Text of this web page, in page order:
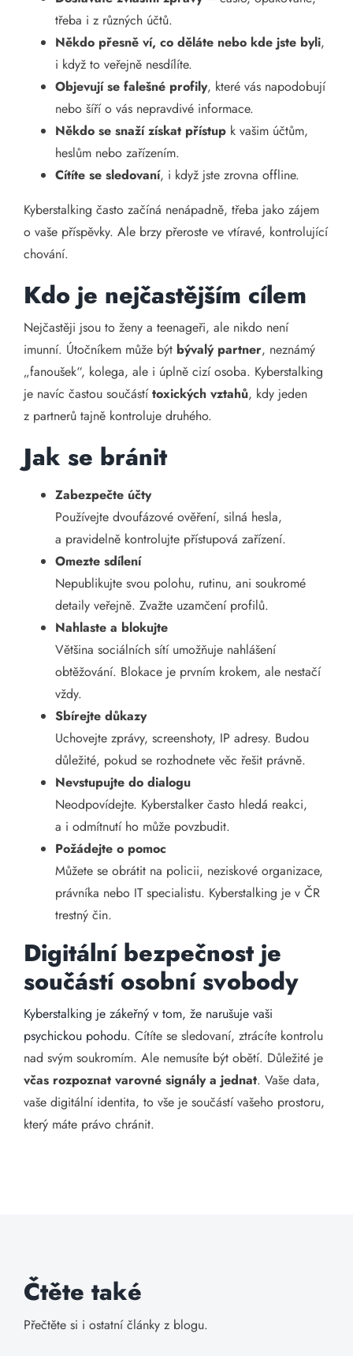
třeba i z různých účtů.
Někdo přesně ví, co děláte nebo kde jste byli,
i když to veřejně nesdílíte.
Objevují se falešné profily, které vás napodobují
nebo šíří o vás nepravdivé informace.
Někdo se snaží získat přístup k vašim účtům,
heslům nebo zařízením.
Cítíte se sledovaní, i když jste zrovna offline.
Kyberstalking často začíná nenápadně, třeba jako zájem
o vaše příspěvky. Ale brzy přeroste ve vtíravé, kontrolující
chování.
Kdo je nejčastějším cílem
Nejčastěji jsou to ženy a teenageři, ale nikdo není
imunní. Útočníkem může být bývalý partner, neznámý
„fanoušek“, kolega, ale i úplně cizí osoba. Kyberstalking
je navíc častou součástítoxických vztahů, kdy jeden
z partnerů tajně kontroluje druhého.
Jak se bránit
Zabezpečte účty
Používejte dvoufázové ověření, silná hesla,
a pravidelně kontrolujte přístupová zařízení.
Omezte sdílení
Nepublikujte svou polohu, rutinu, ani soukromé
detaily veřejně. Zvažte uzamčení profilů.
Nahlaste a blokujte
Většina sociálních sítí umožňuje nahlášení
obtěžování. Blokace je prvním krokem, ale nestačí
vždy.
Sbírejte důkazy
Uchovejte zprávy, screenshoty, IP adresy. Budou
důležité, pokud se rozhodnete věc řešit právně.
Nevstupujte do dialogu
Neodpovídejte. Kyberstalker často hledá reakci,
a i odmítnutí ho může povzbudit.
Požádejte o pomoc
Můžete se obrátit na policii, neziskové organizace,
právníka nebo IT specialistu. Kyberstalking je v ČR
trestný čin.
Digitální bezpečnost je
součástí osobní svobody
Kyberstalking je zákeřný v tom, že narušuje vaši
psychickou pohodu. Cítíte se sledovaní, ztrácíte kontrolu
nad svým soukromím. Ale nemusíte být obětí. Důležité je
včas rozpoznat varovné signály a jednat. Vaše data,
vaše digitální identita, to vše je součástí vašeho prostoru,
který máte právo chránit.
Čtěte také
Přečtěte si i ostatní články z blogu.